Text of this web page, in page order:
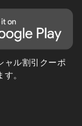
ャル割引クーポ
。